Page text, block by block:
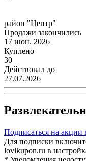
район "Центр"
Продажи закончились
17 июн. 2026
Куплено
30
Действовал до
27.07.2026
Подписаться на акции
Для подписки
lovikupon.ru в